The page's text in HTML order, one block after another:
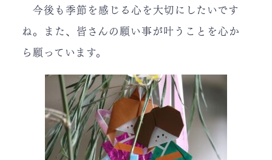
今後も季節を感じる心を大切にしたいです
ね。また、皆さんの願い事が叶うことを心か
ら願っています。